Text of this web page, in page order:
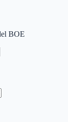
BOE